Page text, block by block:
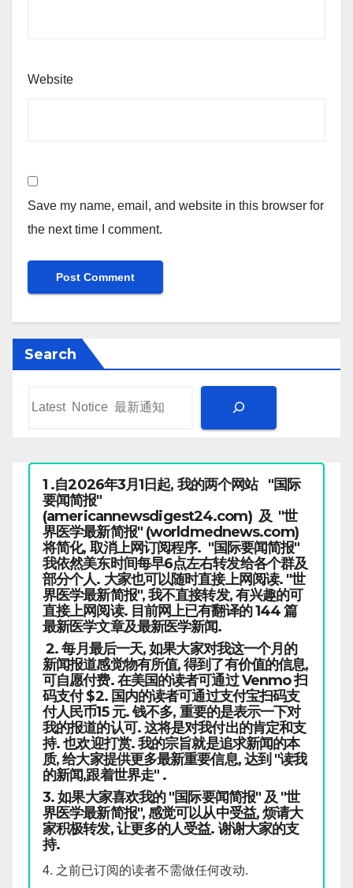
Website
Save my name, email, and website in this browser for
the next time I comment.
Search
1 .自2026年3月1日起, 我的两个网站 "国际
要闻简报"
(americannewsdigest24.com) 及 "世
界医学最新简报" (worldmednews.com)
将简化, 取消上网订阅程序. "国际要闻简报"
我依然美东时间每早6点左右转发给各个群及
部分个人. 大家也可以随时直接上网阅读. "世
界医学最新简报", 我不直接转发, 有兴趣的可
直接上网阅读. 目前网上已有翻译的 144 篇
最新医学文章及最新医学新闻.
2. 每月最后一天, 如果大家对我这一个月的
新闻报道感觉物有所值, 得到了有价值的信息,
可自愿付费. 在美国的读者可通过 Venmo 扫
码支付 $2. 国内的读者可通过支付宝扫码支
付人民币15 元. 钱不多, 重要的是表示一下对
我的报道的认可. 这将是对我付出的肯定和支
持. 也欢迎打赏. 我的宗旨就是追求新闻的本
质, 给大家提供更多最新重要信息, 达到 "读我
的新闻,跟着世界走" .
3. 如果大家喜欢我的 "国际要闻简报" 及 "世
界医学最新简报", 感觉可以从中受益, 烦请大
家积极转发, 让更多的人受益. 谢谢大家的支
持.
4. 之前已订阅的读者不需做任何改动.